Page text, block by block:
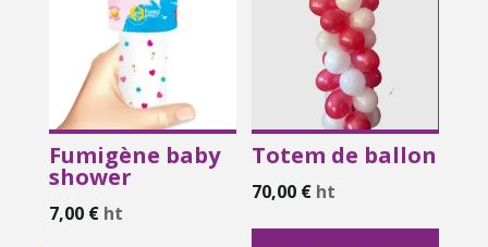
Fumigène baby
shower
7,00 € ht
Totem de ballon
70,00 € ht